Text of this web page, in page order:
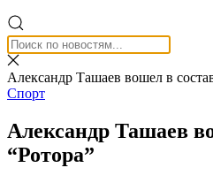
Александр Ташаев вошел в
Спорт
Александр Ташаев
“Ротора”